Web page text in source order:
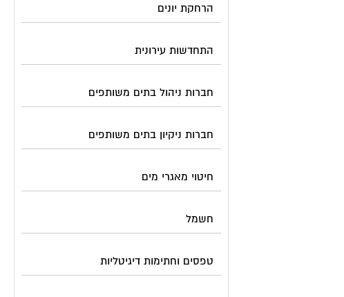
הרחקת יונים
התחדשות עירונית
חברות ניהול בתים משותפים
חברות ניקיון בתים משותפים
חיטוי מאגרי מים
חשמל
טפסים וחתימות דיגיטליות